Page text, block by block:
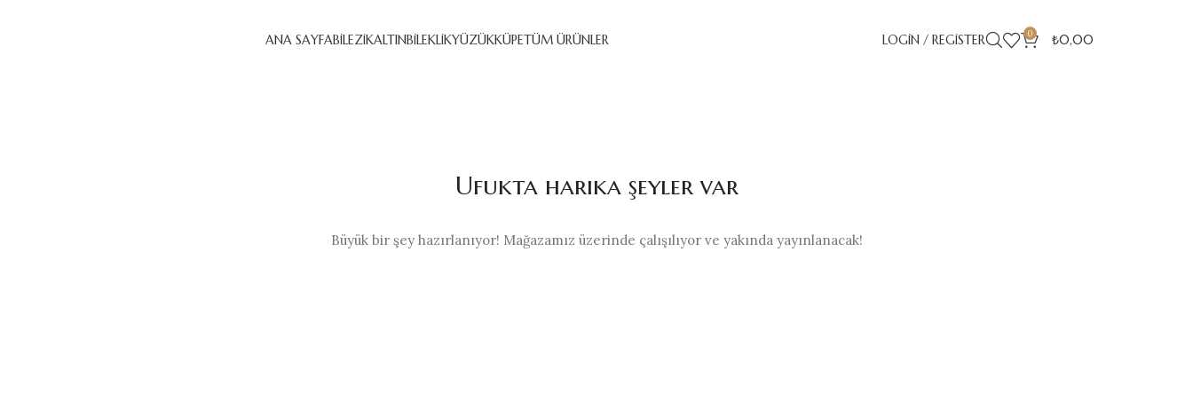
ANA SAYFABILEZIKALTINBILEKLIKYÜZÜKKÜPETÜM ÜRÜNLER LOGIN / REGISTER 0 ₺0,00
Ufukta harika şeyler var
Büyük bir şey hazırlanıyor! Mağazamız üzerinde çalışılıyor ve yakında yayınlanacak!